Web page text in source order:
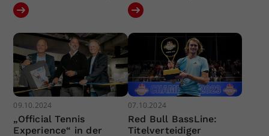
09.10.2024
„Official Tennis
Experience“ in der
07.10.2024
Red Bull BassLine:
Titelverteidiger